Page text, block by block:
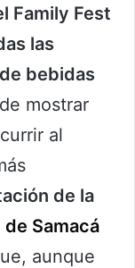
Family Fest
las
bebidas
mostrar
al
de la
de Samacá
aunque